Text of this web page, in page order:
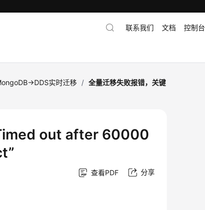
联系我们 文档 控制台
>DDS实时迁移 / 全量迁移失败报错，关键
out after 60000
查看PDF 分享